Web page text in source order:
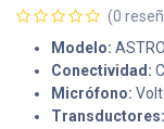
(0
Modelo:
Conectividad:
Micrófono:
Transductores: